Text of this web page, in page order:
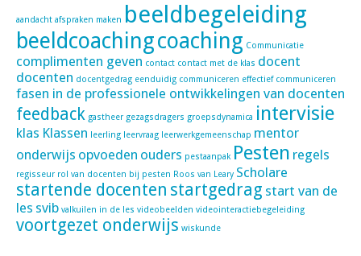
aandacht afspraken maken beeldbegeleiding
beeldcoachingcoaching Communicatie
complimenten geven contact contact met de klas docent
docenten docentgedrag eenduidig communiceren effectief communiceren
fasen in de professionele ontwikkelingen van docenten
feedback gastheer gezagsdragers groepsdynamica intervisie
klas Klassen leerling leervraag leerwerkgemeenschap mentor
onderwijs opvoeden ouders pestaanpak Pesten regels
regisseur rol van docenten bij pesten Roos van Leary Scholare
startende docenten startgedrag start van de
les svib valkuilen in de les videobeelden videointeractiebegeleiding
voortgezet onderwijs wiskunde